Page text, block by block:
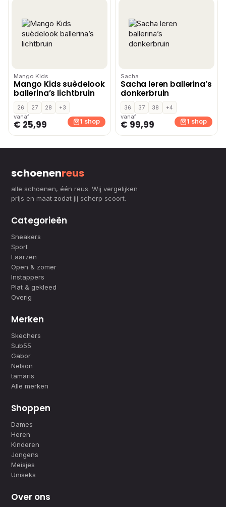
Mango Kids
Mango Kids suèdelook
ballerina’s lichtbruin
26 27 28
+3
vanaf
€ 25,99 1 shop
Sacha
Sacha leren ballerina’s
donkerbruin
36 37 38
+4
vanaf
€ 99,99 1 shop
schoenenreus
alle schoenen, één reus. Wij vergelijken
prijs en maat zodat jij scherp scoort.
Categorieën
Sneakers
Sport
Laarzen
Open & zomer
Instappers
Plat & gekleed
Overig
Merken
Skechers
Sub55
Gabor
Nelson
tamaris
Alle merken
Shoppen
Dames
Heren
Kinderen
Jongens
Meisjes
Uniseks
Over ons